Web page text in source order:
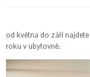
od května do září
roku v ubytovně.